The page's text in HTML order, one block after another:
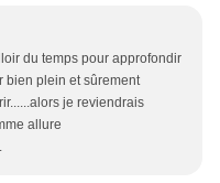
du temps pour approfondir
bien plein et sûrement
je reviendrais
allure